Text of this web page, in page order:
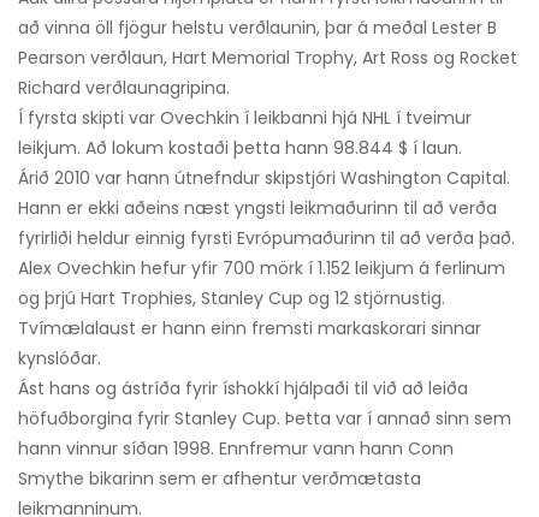
að vinna öll fjögur helstu verðlaunin, þar á meðal Lester B
Pearson verðlaun, Hart Memorial Trophy, Art Ross og Rocket
Richard verðlaunagripina.
Í fyrsta skipti var Ovechkin í leikbanni hjá NHL í tveimur
leikjum. Að lokum kostaði þetta hann 98.844 $ í laun.
Árið 2010 var hann útnefndur skipstjóri Washington Capital.
Hann er ekki aðeins næst yngsti leikmaðurinn til að verða
fyrirliði heldur einnig fyrsti Evrópumaðurinn til að verða það.
Alex Ovechkin hefur yfir 700 mörk í 1.152 leikjum á ferlinum
og þrjú Hart Trophies, Stanley Cup og 12 stjörnustig.
Tvímælalaust er hann einn fremsti markaskorari sinnar
kynslóðar.
Ást hans og ástríða fyrir íshokkí hjálpaði til við að leiða
höfuðborgina fyrir Stanley Cup. Þetta var í annað sinn sem
hann vinnur síðan 1998. Ennfremur vann hann Conn
Smythe bikarinn sem er afhentur verðmætasta
leikmanninum.